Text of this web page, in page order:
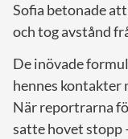
Sofia betonade
och tog avstånd
De inövade
hennes kontakter
När reportrarna
satte hovet stopp